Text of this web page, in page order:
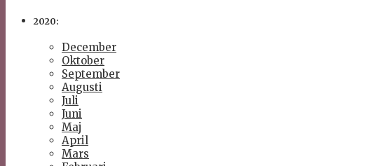
2020:
December
Oktober
September
Augusti
Juli
Juni
Maj
April
Mars